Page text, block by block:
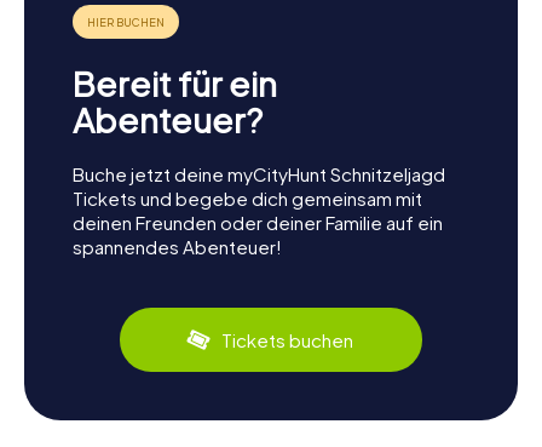
Bereit für ein
Abenteuer?
Buche jetzt deine myCityHunt Schnitzeljagd
Tickets und begebe dich gemeinsam mit
deinen Freunden oder deiner Familie auf ein
spannendes Abenteuer!
Tickets buchen